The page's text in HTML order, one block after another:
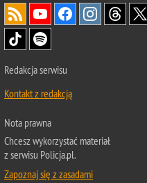
Redakcja serwisu
Kontakt z redakcją
Nota prawna
Chcesz wykorzystać materiał
z serwisu Policja.pl.
Zapoznaj się z zasadami